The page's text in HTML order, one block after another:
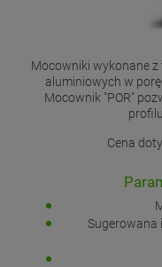
Mocowniki wykonane
aluminiowych w
Mocownik "POR"
Cena
Sugerowana